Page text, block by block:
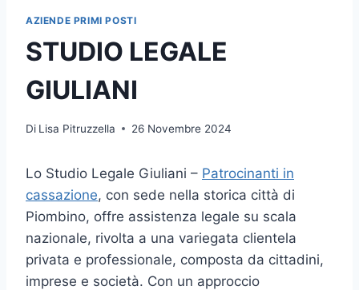
AZIENDE PRIMI POSTI
STUDIO LEGALE
GIULIANI
Di Lisa Pitruzzella 26 Novembre 2024
Lo Studio Legale Giuliani – Patrocinanti in
cassazione, con sede nella storica città di
Piombino, offre assistenza legale su scala
nazionale, rivolta a una variegata clientela
privata e professionale, composta da cittadini,
imprese e società. Con un approccio